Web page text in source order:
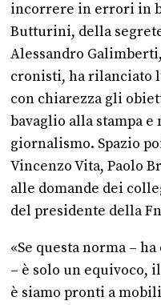
incorrere in errori in
Butturini, della
Alessandro
cronisti, ha rilanciato
con chiarezza gli
bavaglio alla stampa
giornalismo. Spazio
Vincenzo Vita, Paolo
alle domande dei
del presidente della
«Se questa norma – ha
– è solo un equivoco,
è siamo pronti a